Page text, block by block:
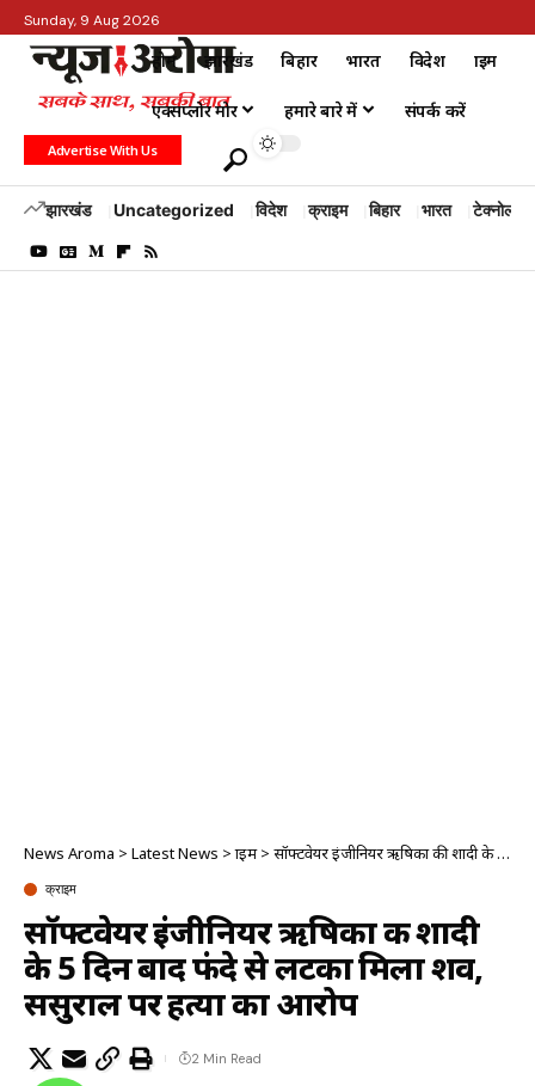
Sunday, 9 Aug 2026
होम झारखंड बिहार भारत विदेश क्राइम
एक्सप्लोर मोर हमारे बारे में संपर्क करें
Advertise With Us
झारखंड Uncategorized विदेश क्राइम बिहार भारत टेक्नोलॉजी
News Aroma > Latest News >क्राइम> सॉफ्टवेयर इंजीनियर ऋषिका की शादी के 5 दिन बाद फंदे से लटका मिला शव, ससुराल पर हत्या का आरोप
क्राइम
सॉफ्टवेयर इंजीनियर ऋषिका की शादी
के 5 दिन बाद फंदे से लटका मिला शव,
ससुराल पर हत्या का आरोप
2 Min Read